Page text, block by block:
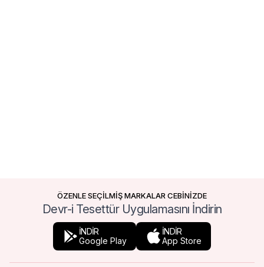
ÖZENLE SEÇİLMİŞ MARKALAR CEBİNİZDE
Devr-i Tesettür Uygulamasını İndirin
İNDİR
Google Play
İNDİR
App Store